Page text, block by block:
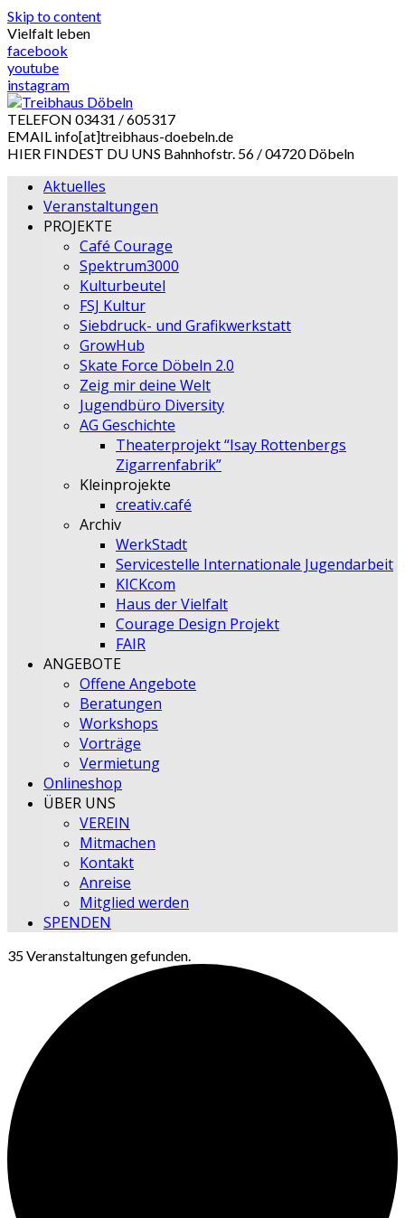
Skip to content
Vielfalt leben
facebook
youtube
instagram
TELEFON 03431 / 605317
EMAIL info[at]treibhaus-doebeln.de
HIER FINDEST DU UNS Bahnhofstr. 56 / 04720 Döbeln
Aktuelles
Veranstaltungen
PROJEKTE
Café Courage
Spektrum3000
Kulturbeutel
FSJ Kultur
Siebdruck- und Grafikwerkstatt
GrowHub
Skate Force Döbeln 2.0
Zeig mir deine Welt
Jugendbüro Diversity
AG Geschichte
Theaterprojekt “Isay Rottenbergs
Zigarrenfabrik”
Kleinprojekte
creativ.café
Archiv
WerkStadt
Servicestelle Internationale Jugendarbeit
KICKcom
Haus der Vielfalt
Courage Design Projekt
FAIR
ANGEBOTE
Offene Angebote
Beratungen
Workshops
Vorträge
Vermietung
Onlineshop
ÜBER UNS
VEREIN
Mitmachen
Kontakt
Anreise
Mitglied werden
SPENDEN
35 Veranstaltungen gefunden.